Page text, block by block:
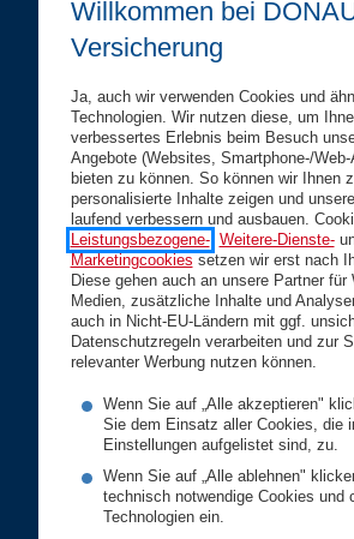
Willkommen bei
Versicherung
Ja, auch wir verwenden Cookies und
Technologien. Wir nutzen diese, um
verbessertes Erlebnis beim Besuch
Angebote (Websites, Smartphone-/
bieten zu können. So können wir Ihnen
personalisierte Inhalte zeigen und
laufend verbessern und ausbauen.
Leistungsbezogene-, Weitere-Dienste-
Marketingcookies setzen wir erst nach
Diese gehen auch an unsere Partner für
Medien, zusätzliche Inhalte und
auch in Nicht-EU-Ländern mit ggf.
Datenschutzregeln verarbeiten und zur
relevanter Werbung nutzen können.
Wenn Sie auf „Alle akzeptieren"
Sie dem Einsatz aller Cookies, die
Einstellungen aufgelistet sind, zu.
Wenn Sie auf „Alle ablehnen"
technisch notwendige Cookies und
Technologien ein.